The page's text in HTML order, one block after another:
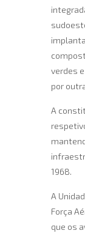
verdes
por
A
1968.
A
Força
que os